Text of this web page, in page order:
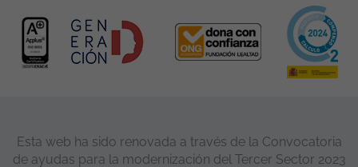
Esta web ha sido renovada a través de la Convocatoria
de ayudas para la modernización del Tercer Sector 2023